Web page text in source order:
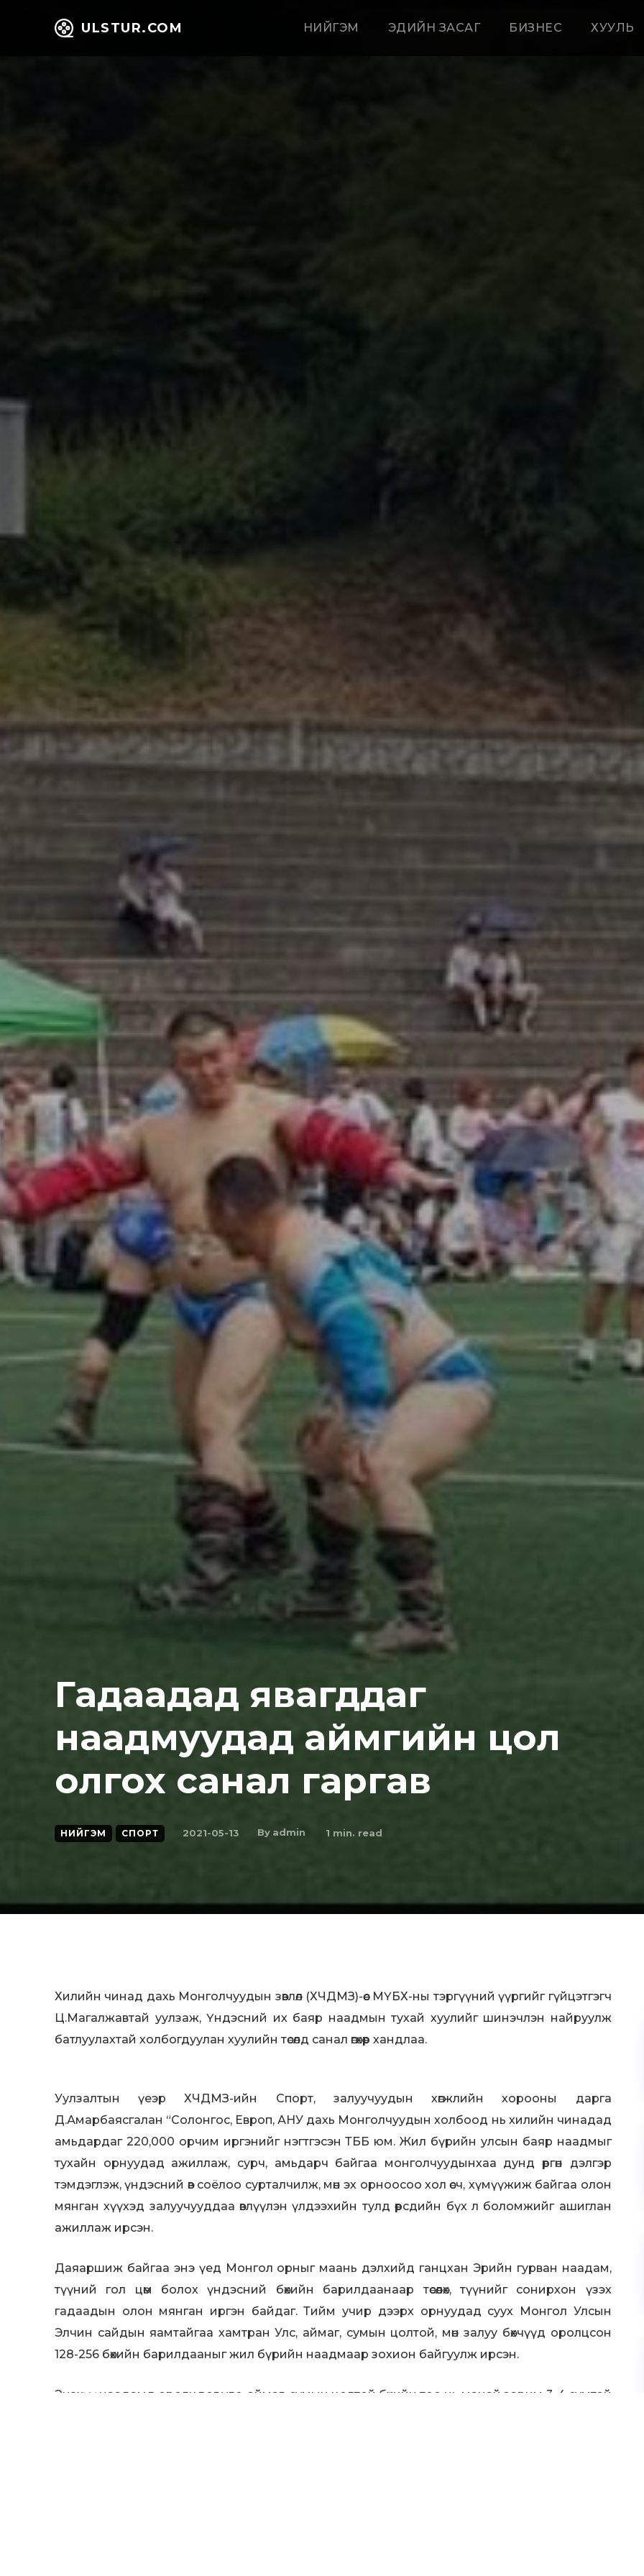
Don't miss out!
Sing up for our newsletter to stay in the
ULSTUR.COM НИЙГЭМ ЭДИЙН ЗАСАГ БИЗНЕС ХУУЛЬ
Гадаадад явагддаг
наадмуудад аймгийн цол
олгох санал гаргав
НИЙГЭМ СПОРТ 2021-05-13 By admin 1 min. read
Хилийн чинад дахь Монголчуудын зөвлөл (ХЧДМЗ)-өөс МҮБХ-ны тэргүүний үүргийг гүйцэтгэгч
Ц.Магалжавтай уулзаж, Үндэсний их баяр наадмын тухай хуулийг шинэчлэн найруулж
батлуулахтай холбогдуулан хуулийн төсөлд санал өгөхөөр хандлаа.
Уулзалтын үеэр ХЧДМЗ-ийн Спорт, залуучуудын хөгжлийн хорооны дарга
Д.Амарбаясгалан “Солонгос, Европ, АНУ дахь Монголчуудын холбоод нь хилийн чинадад
амьдардаг 220,000 орчим иргэнийг нэгтгэсэн ТББ юм. Жил бүрийн улсын баяр наадмыг
тухайн орнуудад ажиллаж, сурч, амьдарч байгаа монголчуудынхаа дунд өргөн дэлгэр
тэмдэглэж, үндэсний өв соёлоо сурталчилж, мөн эх орноосоо хол өсч, хүмүүжиж байгаа олон
мянган хүүхэд залуучууддаа өвлүүлэн үлдээхийн тулд өөрсдийн бүх л боломжийг ашиглан
ажиллаж ирсэн.
Даяаршиж байгаа энэ үед Монгол орныг маань дэлхийд ганцхан Эрийн гурван наадам,
түүний гол цөм болох үндэсний бөхийн барилдаанаар төсөөлөх, түүнийг сонирхон үзэх
гадаадын олон мянган иргэн байдаг. Тийм учир дээрх орнуудад суух Монгол Улсын
Элчин сайдын яамтайгаа хамтран Улс, аймаг, сумын цолтой, мөн залуу бөхчүүд оролцсон
128-256 бөхийн барилдааныг жил бүрийн наадмаар зохион байгуулж ирсэн.
Энэхүү наадамд оролцдог улс, аймаг, сумын цолтой бөхийн тоо нь манай зарим 3-4 сумтай